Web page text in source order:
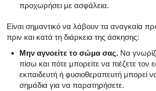
προχωρήσει με ασφάλεια.
Είναι σημαντικό να λάβουν τα αναγκαία
πριν και κατά τη διάρκεια της άσκησης:
Μην αγνοείτε το σώμα σας. Να
πίσω και πότε μπορείτε να πιέζετε τον
εκπαιδευτή ή φυσιοθεραπευτή μπορεί
σημάδια για να παρατηρήσετε.